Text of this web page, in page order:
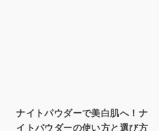
ナイトパウダーで美白肌へ！ナ
イトパウダーの使い方と選び方